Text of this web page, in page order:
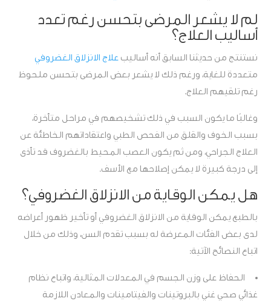
لم لا يشعر المرضى بتحسن رغم تعدد
أساليب العلاج؟
نستنتج من حديثنا السابق أنه أساليبعلاج الانزلاق الغضروفي
متعددة للغاية، ورغم ذلك لا يشعر بعض المرضى بتحسن ملحوظ
رغم تلقيهم العلاج.
وغالبًا ما يكون السبب في ذلك تشخيصهم في مراحل متأخرة،
بسبب الخوف والقلق من الفحص الطبي واعتقاداتهم الخاطئة عن
العلاج الجراحي، ومن ثم يكون العصب المحيط بالغضروف قد تأذى
إلى درجة كبيرة لا يمكن إصلاحها مع الأسف.
هل يمكن الوقاية من الانزلاق الغضروفي؟
بالطبع يمكن الوقاية من الانزلاق الغضروفي أو تأخير ظهور أعراضه
لدى بعض الفئات المعرضة له بسبب تقدم السن، وذلك من خلال
اتباع النصائح الآتية:
الحفاظ على وزن الجسم في المعدلات المثالية، واتباع نظام
غذائي صحي غني بالبروتينات والفيتامينات والمعادن اللازمة